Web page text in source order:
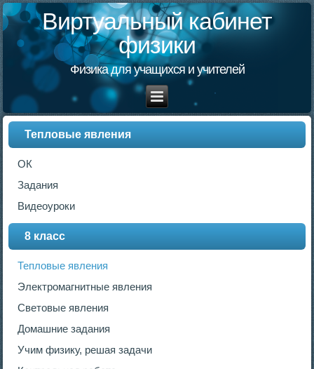
Виртуальный кабинет
физики
Физика для учащихся и учителей
Тепловые явления
ОК
Задания
Видеоуроки
8 класс
Тепловые явления
Электромагнитные явления
Световые явления
Домашние задания
Учим физику, решая задачи